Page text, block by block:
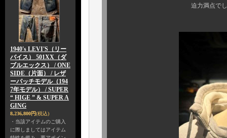
1940's LEVI'S（リー
バイス） 501XX（ダ
ブルエックス） / ONE
SIDE（片面） / レザ
ーパッチモデル（194
7年モデル） / SUPER
“ HIGE ” & SUPER A
GING
8,236,800円(税込)
・当該アイテムのご購入
に際しましてはアイテム
迫力満点でしかない表情